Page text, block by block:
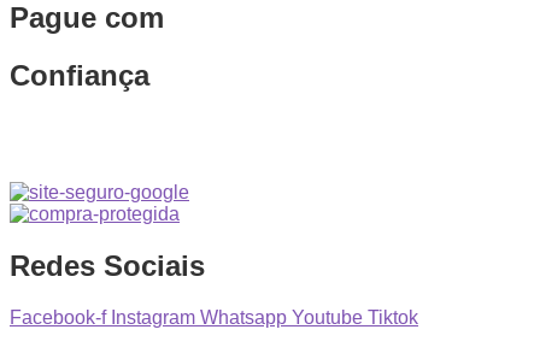
Pague com
Confiança
Redes Sociais
Facebook-f Instagram Whatsapp Youtube Tiktok